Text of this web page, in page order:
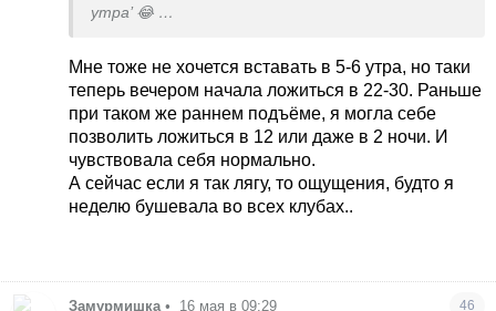
утра’ 😂
мука. 40 годиков. И да, встаю в 7, потому что
гребаная школа
Мне тоже не хочется вставать в 5-6 утра, но таки
теперь вечером начала ложиться в 22-30. Раньше
при таком же раннем подъёме, я могла себе
позволить ложиться в 12 или даже в 2 ночи. И
чувствовала себя нормально.
А сейчас если я так лягу, то ощущения, будто я
неделю бушевала во всех клубах..
Замурмишка • 16 мая в 09:29 46